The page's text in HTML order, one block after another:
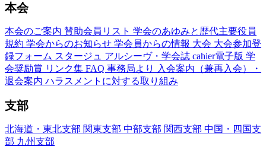
本会
本会のご案内 賛助会員リスト 学会のあゆみと歴代主要役員
規約 学会からのお知らせ 学会員からの情報 大会 大会参加登
録フォーム スタージュ アルシーヴ・学会誌 cahier電子版 学
会奨励賞 リンク集 FAQ 事務局より
入会案内（兼再入会）・
退会案内 ハラスメントに対する取り組み
支部
北海道・東北支部 関東支部 中部支部 関西支部 中国・四国支
部 九州支部